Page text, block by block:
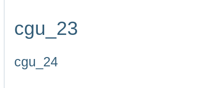
cgu_23
cgu_24